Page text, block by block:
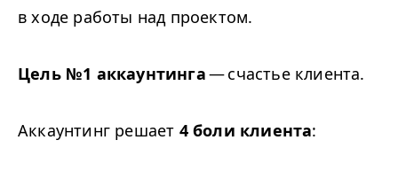
в ходе работы над проектом.
Цель №1 аккаунтинга— счастье клиента.
Аккаунтинг решает 4боли клиента: